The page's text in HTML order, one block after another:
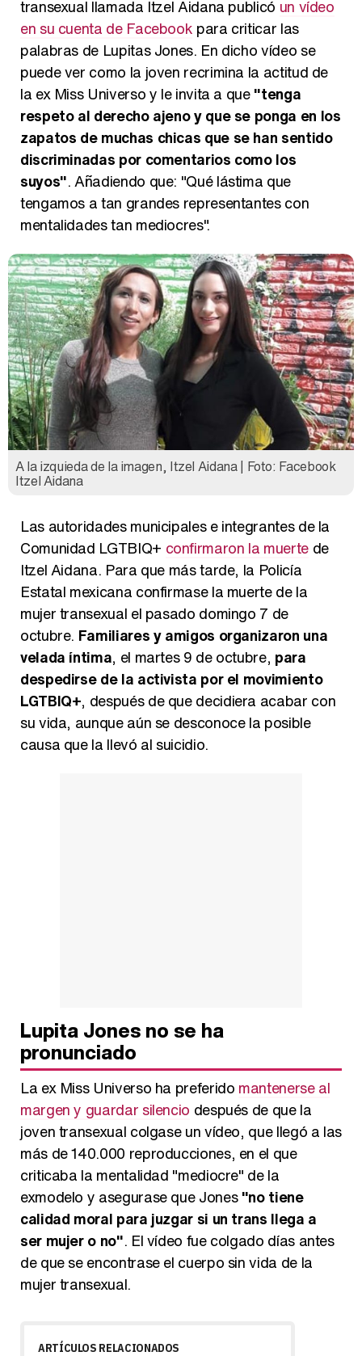
transexual llamada Itzel Aidana publicó un vídeo
en su cuenta de Facebook para criticar las
palabras de Lupitas Jones. En dicho vídeo se
puede ver como la joven recrimina la actitud de
la ex Miss Universo y le invita a que"tenga
respeto al derecho ajeno y que se ponga en los
zapatos de muchas chicas que se han sentido
discriminadas por comentarios como los
suyos". Añadiendo que: "Qué lástima que
tengamos a tan grandes representantes con
mentalidades tan mediocres".
A la izquieda de la imagen, Itzel Aidana | Foto: Facebook
Itzel Aidana
Las autoridades municipales e integrantes de la
Comunidad LGTBIQ+ confirmaron la muertede
Itzel Aidana. Para que más tarde, la Policía
Estatal mexicana confirmase la muerte de la
mujer transexual el pasado domingo 7 de
octubre. Familiares y amigos organizaron una
velada íntima, el martes 9 de octubre, para
despedirse de la activista por el movimiento
LGTBIQ+, después de que decidiera acabar con
su vida, aunque aún se desconoce la posible
causa que la llevó al suicidio.
Lupita Jones no se ha
pronunciado
La ex Miss Universo ha preferido mantenerse al
margen y guardar silencio después de que la
joven transexual colgase un vídeo, que llegó a las
más de 140.000 reproducciones, en el que
criticaba la mentalidad "mediocre" de la
exmodelo y asegurase que Jones"no tiene
calidad moral para juzgar si un trans llega a
ser mujer o no". El vídeo fue colgado días antes
de que se encontrase el cuerpo sin vida de la
mujer transexual.
ARTÍCULOS RELACIONADOS